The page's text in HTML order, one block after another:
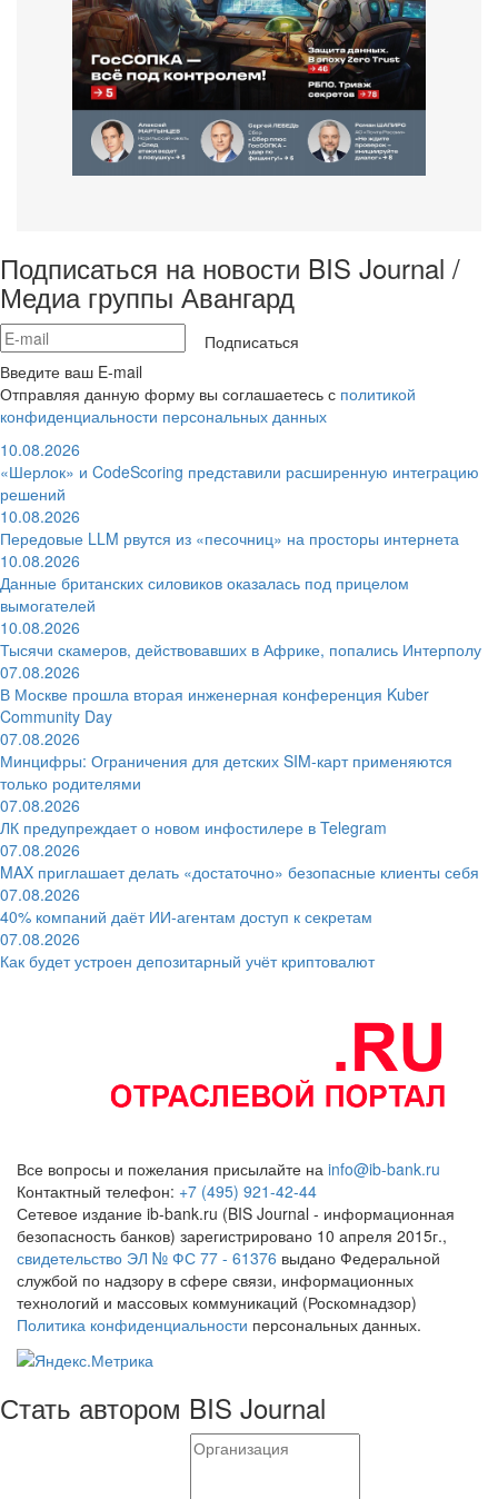
Подписаться на новости BIS Journal /
Медиа группы Авангард
Подписаться
Введите ваш E-mail
Отправляя данную форму вы соглашаетесь с политикой
конфиденциальности персональных данных
10.08.2026
«Шерлок» и CodeScoring представили расширенную интеграцию
решений
10.08.2026
Передовые LLM рвутся из «песочниц» на просторы интернета
10.08.2026
Данные британских силовиков оказалась под прицелом
вымогателей
10.08.2026
Тысячи скамеров, действовавших в Африке, попались Интерполу
07.08.2026
В Москве прошла вторая инженерная конференция Kuber
Community Day
07.08.2026
Минцифры: Ограничения для детских SIM-карт применяются
только родителями
07.08.2026
ЛК предупреждает о новом инфостилере в Telegram
07.08.2026
MAX приглашает делать «достаточно» безопасные клиенты себя
07.08.2026
40% компаний даёт ИИ‑агентам доступ к секретам
07.08.2026
Как будет устроен депозитарный учёт криптовалют
Все вопросы и пожелания присылайте на info@ib-bank.ru
Контактный телефон: +7 (495) 921-42-44
Сетевое издание ib-bank.ru (BIS Journal - информационная
безопасность банков) зарегистрировано 10 апреля 2015г.,
свидетельство ЭЛ № ФС 77 - 61376 выдано Федеральной
службой по надзору в сфере связи, информационных
технологий и массовых коммуникаций (Роскомнадзор)
Политика конфиденциальности персональных данных.
Стать автором BIS Journal